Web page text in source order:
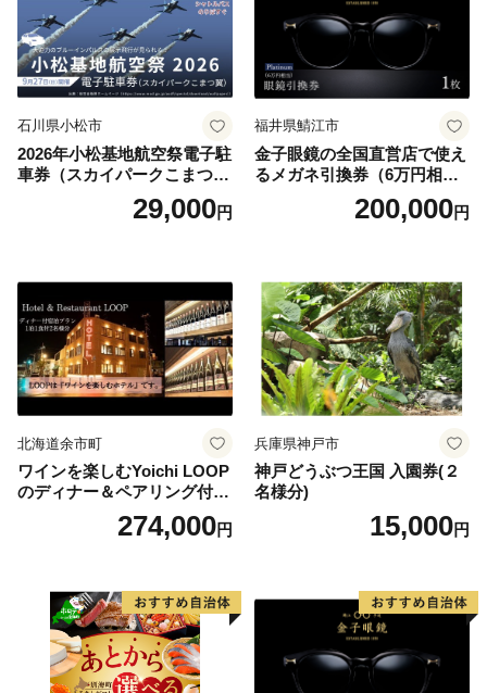
石川県小松市
2026年小松基地航空祭電子駐
車券（スカイパークこまつ
翼） 駐車場 シャトルバスの
りばすぐ 石川県 小松市
29,000円
福井県鯖江市
金子眼鏡の全国直営店で使え
るメガネ引換券（6万円相
当） Platinum200,000円
北海道余市町
ワインを楽しむYoichi LOOP
のディナー＆ペアリング付宿
泊プラン＜デラックスツイン
274,000円
兵庫県神戸市
神戸どうぶつ王国 入園券(２
名様分)
15,000円